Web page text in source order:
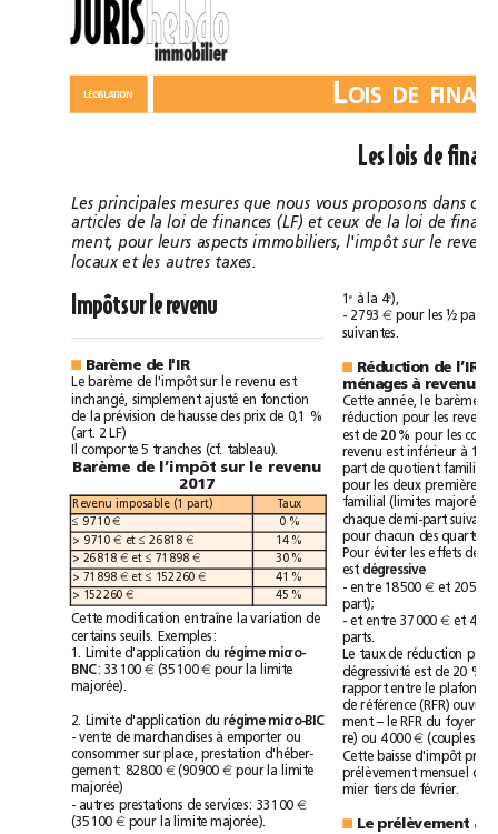
Impôt sur le revenu
Barème de l'IR
Le barème de l'impôt sur le revenu
est
inchangé,
simplement ajusté en
fonction
de la prévision de hausse des prix de 0,1
%
(art. 2 LF)
comporte 5 tranches (cf. tableau).
Cette modification entraîne la variation
de
certains
seuils.
Exemples:
1.
Limite d'application du régime
micro-
BNC: 33100 € (35100 € pour la
limite
majorée).
2. Limite d'application du r égime
micro-BIC
-
vente de marchandises à emporter
ou
consommer
sur place, prestation
d'héber-
gement:
82800 € (90900 € pour la limite
majorée)
- autres prestations de services: 33100 €
(35100 € pour la limite majorée).
1e à la 4e
),
-
2793 € pour les ½
suivantes.
Réduction de l’IR
ménages à revenus
Cette année, le barème
réduction
pour les
est
de 20 % pour
les
revenu
est inférieur à
part de quotient
pour
les deux
familial (limites
chaque
demi-part
pour
chacun des quarts
Pour
éviter les effets
de
est
dégressive
-
entre 18500 € et
part);
-
et entre 37000 €
et
parts.
Le
taux de réduction
dégressivité est de 20 %
rapport
entre le
de
référence (RFR)
ment – le RFR du foyer
re) ou 4000 €
(couples
Cette
baisse d'impôt
prélèvement
mier
tiers de février.
Le prélèvement à
L
LÉGISLATION
Revenu imposable (1 part) Taux
≤ 9710 € 0%
>9710 € et ≤ 26818 €
14%
>26818 € et ≤ 71898 €
30%
>71898 € et ≤ 152260 €
41%
>152260 € 45%
Barème de l’impôt sur le revenu
2017
Les lois de
Les principales mesures que nous vous proposons dans
articles de la loi de finances (LF) et ceux de la loi
de
ment,
pour leurs aspects immobiliers, l'impôt sur le
locaux
et les autres taxes.